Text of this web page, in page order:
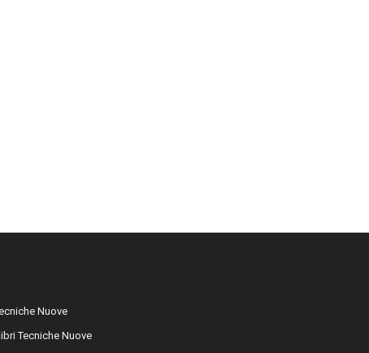
Nuove
Tecniche Nuove